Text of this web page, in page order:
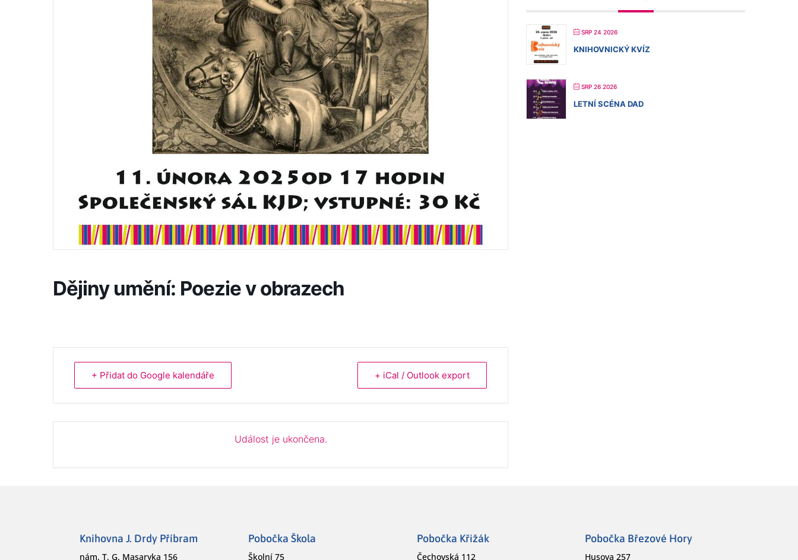
Dějiny umění: Poezie v obrazech
+ Přidat do Google kalendáře + iCal / Outlook export
Událost je ukončena.
SRP 24 2026
KNIHOVNICKÝ KVÍZ
SRP 26 2026
LETNÍ SCÉNA DAD
Knihovna J. Drdy Příbram
nám. T. G. Masaryka 156
Pobočka Škola
Školní 75
Pobočka Křižák
Čechovská 112
Pobočka Březové Hory
Husova 257